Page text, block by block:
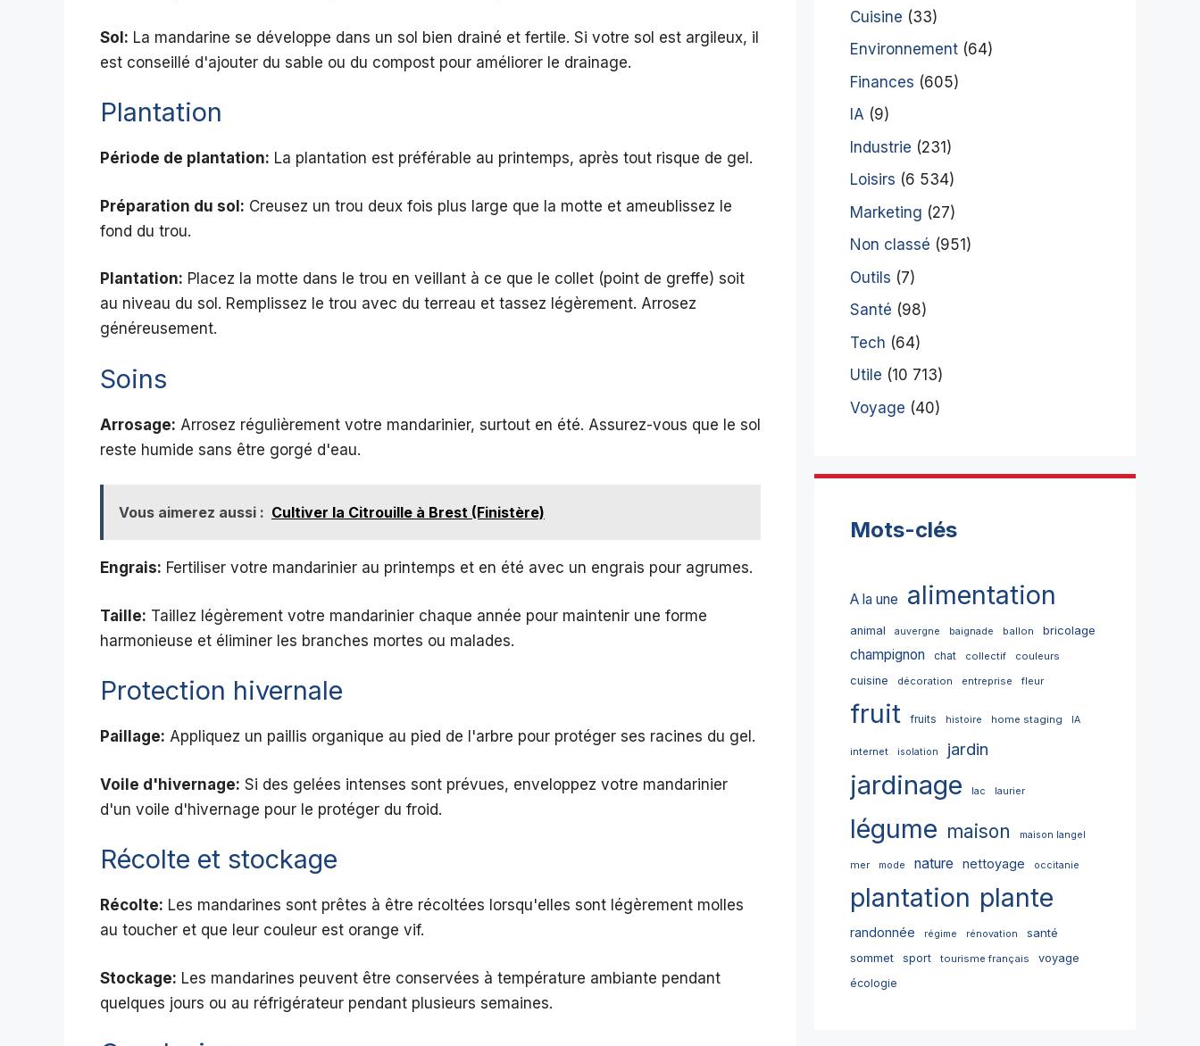
Sol: La mandarine se développe dans un sol bien drainé et fertile. Si votre sol est argileux, il
est conseillé d'ajouter du sable ou du compost pour améliorer le drainage.
Plantation
Période de plantation: La plantation est préférable au printemps, après tout risque de gel.
Préparation du sol: Creusez un trou deux fois plus large que la motte et ameublissez le
fond du trou.
Plantation: Placez la motte dans le trou en veillant à ce que le collet (point de greffe) soit
au niveau du sol. Remplissez le trou avec du terreau et tassez légèrement. Arrosez
généreusement.
Soins
Arrosage: Arrosez régulièrement votre mandarinier, surtout en été. Assurez-vous que le sol
reste humide sans être gorgé d'eau.
Vous aimerez aussi : Cultiver la Citrouille à Brest (Finistère)
Engrais: Fertiliser votre mandarinier au printemps et en été avec un engrais pour agrumes.
Taille: Taillez légèrement votre mandarinier chaque année pour maintenir une forme
harmonieuse et éliminer les branches mortes ou malades.
Protection hivernale
Paillage: Appliquez un paillis organique au pied de l'arbre pour protéger ses racines du gel.
Voile d'hivernage: Si des gelées intenses sont prévues, enveloppez votre mandarinier
d'un voile d'hivernage pour le protéger du froid.
Récolte et stockage
Récolte: Les mandarines sont prêtes à être récoltées lorsqu'elles sont légèrement molles
au toucher et que leur couleur est orange vif.
Stockage: Les mandarines peuvent être conservées à température ambiante pendant
quelques jours ou au réfrigérateur pendant plusieurs semaines.
Cuisine (33)
Environnement (64)
Finances (605)
IA (9)
Industrie (231)
Loisirs (6 534)
Marketing (27)
Non classé (951)
Outils (7)
Santé (98)
Tech (64)
Utile (10 713)
Voyage (40)
Mots-clés
A la une alimentation
animal auvergne baignade ballon bricolage
champignon chat collectif couleurs
cuisine décoration entreprise fleur
fruit fruits histoire home staging IA
internet isolation jardin
jardinage lac laurier
légume maison maison langel
mer mode nature nettoyage occitanie
plantation plante
randonnée régime rénovation
santé
sommet
sport tourisme français
voyage
écologie